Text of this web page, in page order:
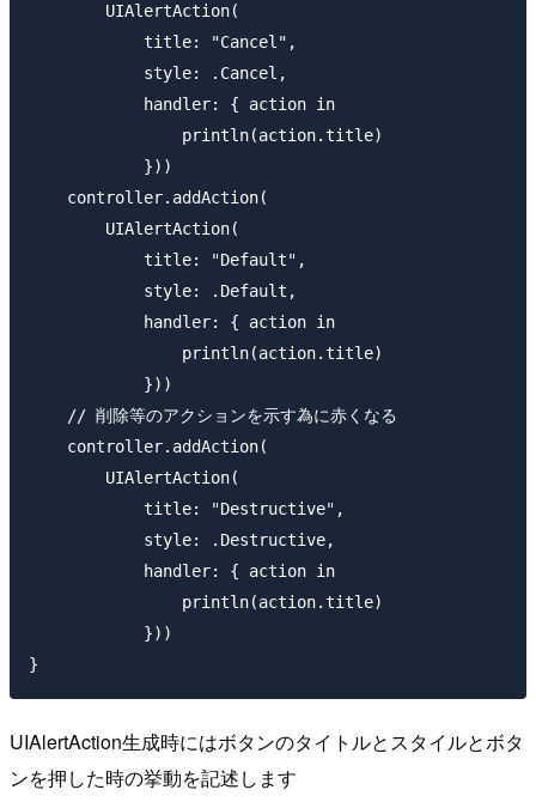
        UIAlertAction(
            title: "Cancel",
            style: .Cancel,
            handler: { action in
                println(action.title)
            }))
    controller.addAction(
        UIAlertAction(
            title: "Default",
            style: .Default,
            handler: { action in
                println(action.title)
            }))
    // 削除等のアクションを示す為に赤くなる
    controller.addAction(
        UIAlertAction(
            title: "Destructive",
            style: .Destructive,
            handler: { action in
                println(action.title)
            }))
UIAlertAction生成時にはボタンのタイトルとスタイルとボタ
ンを押した時の挙動を記述します